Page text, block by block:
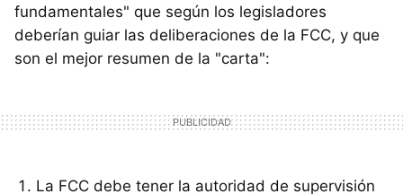
fundamentales" que según los legisladores
deberían guiar las deliberaciones de la FCC, y que
son el mejor resumen de la "carta":
La FCC debe tener la autoridad de supervisión